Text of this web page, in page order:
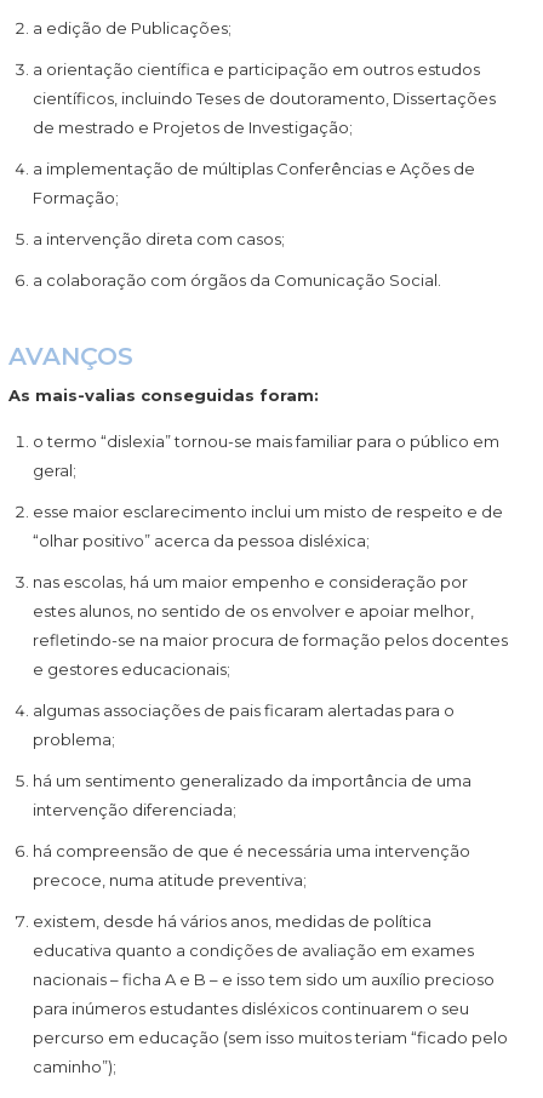
a edição de Publicações;
a orientação científica e participação em outros estudos
científicos, incluindo Teses de doutoramento, Dissertações
de mestrado e Projetos de Investigação;
a implementação de múltiplas Conferências e Ações de
Formação;
a intervenção direta com casos;
a colaboração com órgãos da Comunicação Social.
AVANÇOS
As mais-valias conseguidas foram:
o termo “dislexia” tornou-se mais familiar para o público em
geral;
esse maior esclarecimento inclui um misto de respeito e de
“olhar positivo” acerca da pessoa disléxica;
nas escolas, há um maior empenho e consideração por
estes alunos, no sentido de os envolver e apoiar melhor,
refletindo-se na maior procura de formação pelos docentes
e gestores educacionais;
algumas associações de pais ficaram alertadas para o
problema;
há um sentimento generalizado da importância de uma
intervenção diferenciada;
há compreensão de que é necessária uma intervenção
precoce, numa atitude preventiva;
existem, desde há vários anos, medidas de política
educativa quanto a condições de avaliação em exames
nacionais – ficha A e B – e isso tem sido um auxílio precioso
para inúmeros estudantes disléxicos continuarem o seu
percurso em educação (sem isso muitos teriam “ficado pelo
caminho”);